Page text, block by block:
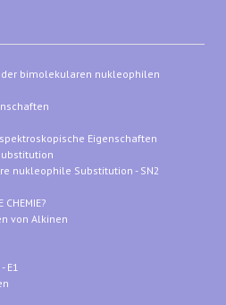
bimolekularen nukleophilen
Eigenschaften
nukleophile Substitution - SN2
CHEMIE?
von Alkinen
E1